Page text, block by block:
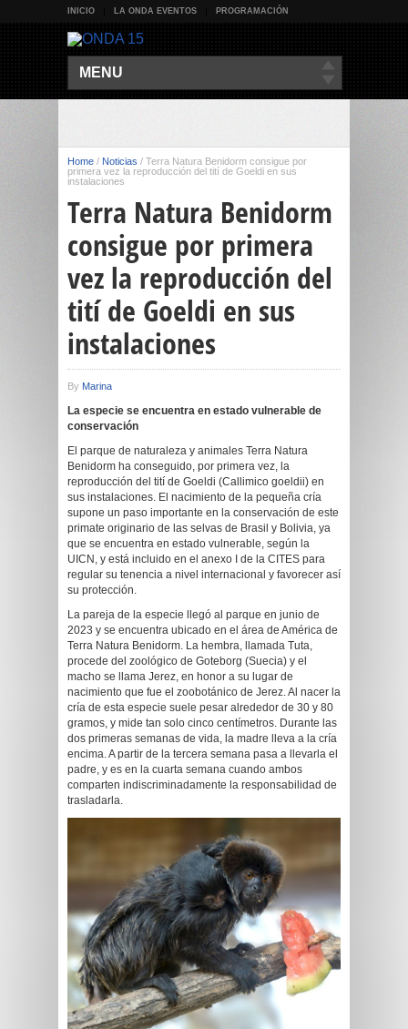
INICIO LA ONDA EVENTOS PROGRAMACIÓN
MENU
Home / Noticias / Terra Natura Benidorm consigue por
primera vez la reproducción del tití de Goeldi en sus
instalaciones
Terra Natura Benidorm
consigue por primera
vez la reproducción del
tití de Goeldi en sus
instalaciones
By Marina
La especie se encuentra en estado vulnerable de
conservación
El parque de naturaleza y animales Terra Natura
Benidorm ha conseguido, por primera vez, la
reproducción del tití de Goeldi (Callimico goeldii) en
sus instalaciones. El nacimiento de la pequeña cría
supone un paso importante en la conservación de este
primate originario de las selvas de Brasil y Bolivia, ya
que se encuentra en estado vulnerable, según la
UICN, y está incluido en el anexo I de la CITES para
regular su tenencia a nivel internacional y favorecer así
su protección.
La pareja de la especie llegó al parque en junio de
2023 y se encuentra ubicado en el área de América de
Terra Natura Benidorm. La hembra, llamada Tuta,
procede del zoológico de Goteborg (Suecia) y el
macho se llama Jerez, en honor a su lugar de
nacimiento que fue el zoobotánico de Jerez. Al nacer la
cría de esta especie suele pesar alrededor de 30 y 80
gramos, y mide tan solo cinco centímetros. Durante las
dos primeras semanas de vida, la madre lleva a la cría
encima. A partir de la tercera semana pasa a llevarla el
padre, y es en la cuarta semana cuando ambos
comparten indiscriminadamente la responsabilidad de
trasladarla.